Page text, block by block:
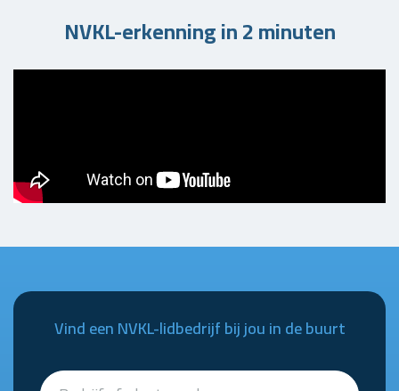
NVKL-erkenning in 2 minuten
Vind een NVKL-lidbedrijf bij jou in de buurt